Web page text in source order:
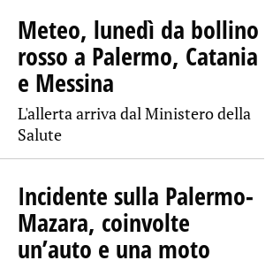
Meteo, lunedì da bollino
rosso a Palermo, Catania
e Messina
L'allerta arriva dal Ministero della
Salute
Incidente sulla Palermo-
Mazara, coinvolte
un’auto e una moto